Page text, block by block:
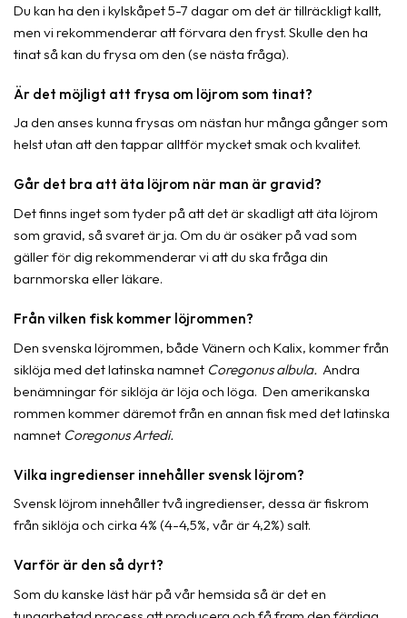
Du kan ha den i kylskåpet 5-7 dagar om det är tillräckligt kallt,
men vi rekommenderar att förvara den fryst. Skulle den ha
tinat så kan du frysa om den (se nästa fråga).
Är det möjligt att frysa om löjrom som tinat?
Ja den anses kunna frysas om nästan hur många gånger som
helst utan att den tappar alltför mycket smak och kvalitet.
Går det bra att äta löjrom när man är gravid?
Det finns inget som tyder på att det är skadligt att äta löjrom
som gravid, så svaret är ja. Om du är osäker på vad som
gäller för dig rekommenderar vi att du ska fråga din
barnmorska eller läkare.
Från vilken fisk kommer löjrommen?
Den svenska löjrommen, både Vänern och Kalix, kommer från
siklöja med det latinska namnet Coregonus albula. Andra
benämningar för siklöja är löja och löga. Den amerikanska
rommen kommer däremot från en annan fisk med det latinska
namnet Coregonus Artedi.
Vilka ingredienser innehåller svensk löjrom?
Svensk löjrom innehåller två ingredienser, dessa är fiskrom
från siklöja och cirka 4% (4-4,5%, vår är 4,2%) salt.
Varför är den så dyrt?
Som du kanske läst här på vår hemsida så är det en